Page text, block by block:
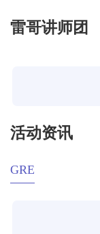
雷哥讲师团
活动资讯
GRE